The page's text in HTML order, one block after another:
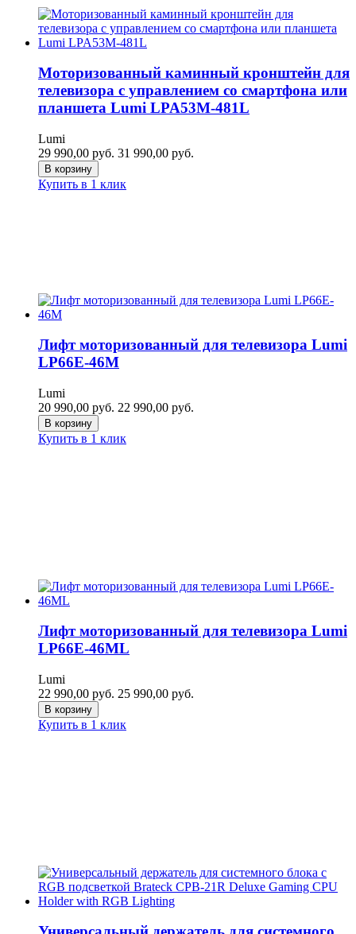
Моторизованный каминный кронштейн для
телевизора c управлением со смартфона или
планшета Lumi LPA53M-481L
Lumi
29 990,00 руб. 31 990,00 руб.
В корзину
Купить в 1 клик
Лифт моторизованный для телевизора Lumi
LP66E-46M
Lumi
20 990,00 руб. 22 990,00 руб.
В корзину
Купить в 1 клик
Лифт моторизованный для телевизора Lumi
LP66E-46ML
Lumi
22 990,00 руб. 25 990,00 руб.
В корзину
Купить в 1 клик